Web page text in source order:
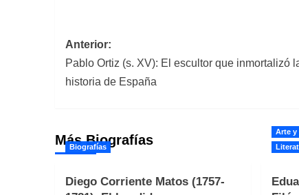
Navegación
de
Anterior:
Pablo Ortiz (s. XV): El escultor que inmortalizó
historia de España
Más Biografías
Biografías
Diego Corriente Matos (1757-
Arte y